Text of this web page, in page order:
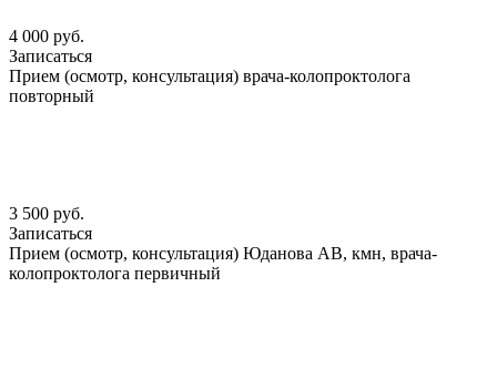
4 000 руб.
Записаться
Прием (осмотр, консультация) врача-колопроктолога
повторный
3 500 руб.
Записаться
Прием (осмотр, консультация) Юданова АВ, кмн, врача-
колопроктолога первичный